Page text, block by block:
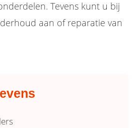
Tevens kunt u bij
aan of reparatie van